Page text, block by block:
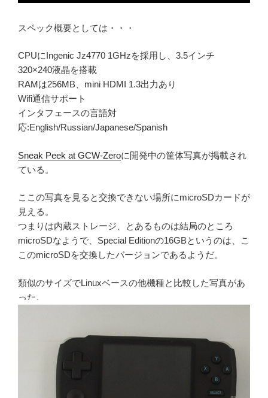
スペック概要としては・・・
CPUにIngenic Jz4770 1GHzを採用し、3.5インチ
320×240液晶を搭載
RAMは256MB、mini HDMI 1.3出力あり
Wifi通信サポート
インタフェースの言語対
応:English/Russian/Japanese/Spanish
Sneak Peek at GCW-Zeroに開発中の筐体写真が掲載され
ている。
ここの写真を見ると交換できない場所にmicroSDカードが
見える。
つまりは内蔵ストレージ、とあるものは結局のところ
microSDなようで、Special Editionの16GBというのは、こ
このmicroSDを交換したバージョンであるようだ。
類似のサイズでLinuxベースの他機種と比較した写真があ
った。